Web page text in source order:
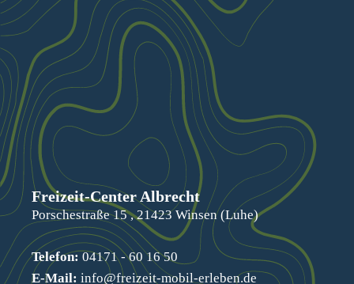
Freizeit-Center Albrecht
Porschestraße 15 , 21423 Winsen (Luhe)
Telefon:04171 - 60 16 50
E-Mail: info@freizeit-mobil-erleben.de